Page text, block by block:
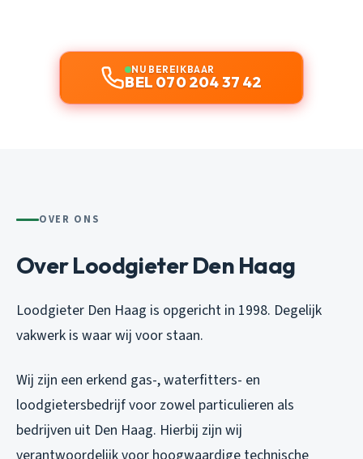
NU BEREIKBAAR
BEL 070 204 37 42
OVER ONS
Over Loodgieter Den Haag
Loodgieter Den Haag is opgericht in 1998. Degelijk
vakwerk is waar wij voor staan.
Wij zijn een erkend gas-, waterfitters- en
loodgietersbedrijf voor zowel particulieren als
bedrijven uit Den Haag. Hierbij zijn wij